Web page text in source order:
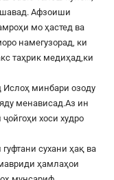
Афзоиши
мо ҳастед ва
намегузорад, ки
таҳрик медиҳад,ки
минбари озоду
менависад.Аз ин
хоси худро
сухани ҳақ ва
ҳамлаҳои